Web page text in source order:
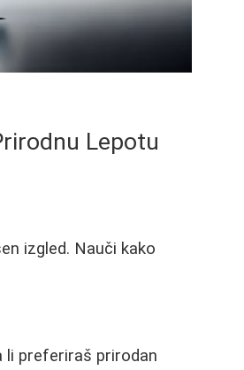
Lepotu
izgled. Nauči kako
li preferiraš prirodan